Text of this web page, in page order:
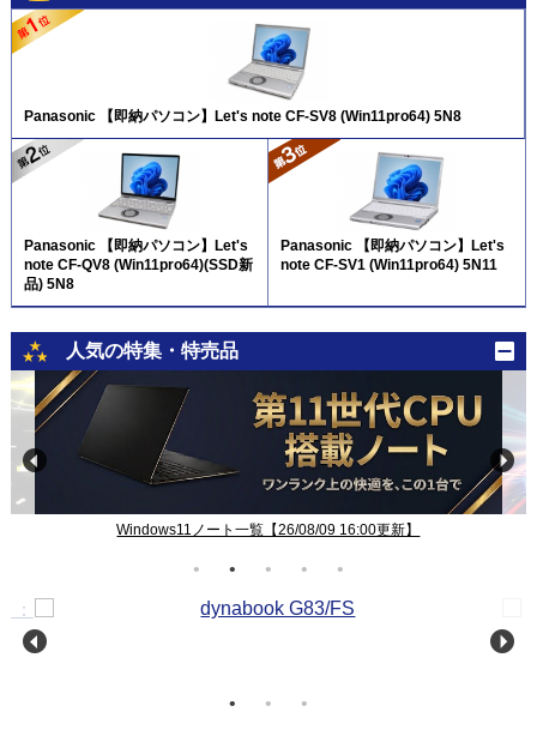
Panasonic 【即納パソコン】Let's note CF-SV8 (Win11pro64) 5N8
Panasonic 【即納パソコン】Let's
note CF-QV8 (Win11pro64)(SSD新
品) 5N8
Panasonic 【即納パソコン】Let's
note CF-SV1 (Win11pro64) 5N11
人気の特集・特売品
Windows11ノート一覧【26/08/09 16:00更新】